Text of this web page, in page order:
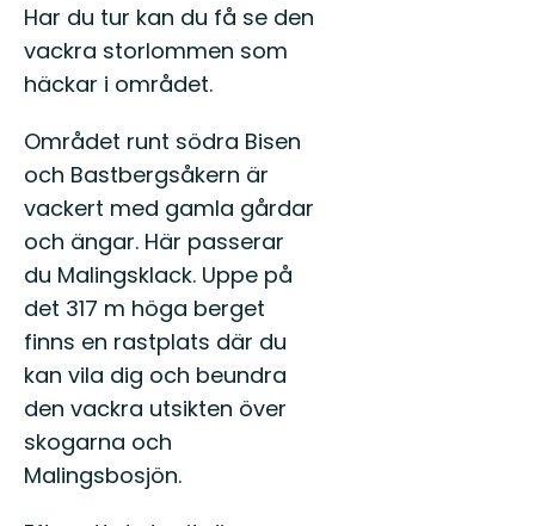
Har du tur kan du få se den
vackra storlommen som
häckar i området.
Området runt södra Bisen
och Bastbergsåkern är
vackert med gamla gårdar
och ängar. Här passerar
du Malingsklack. Uppe på
det 317 m höga berget
finns en rastplats där du
kan vila dig och beundra
den vackra utsikten över
skogarna och
Malingsbosjön.